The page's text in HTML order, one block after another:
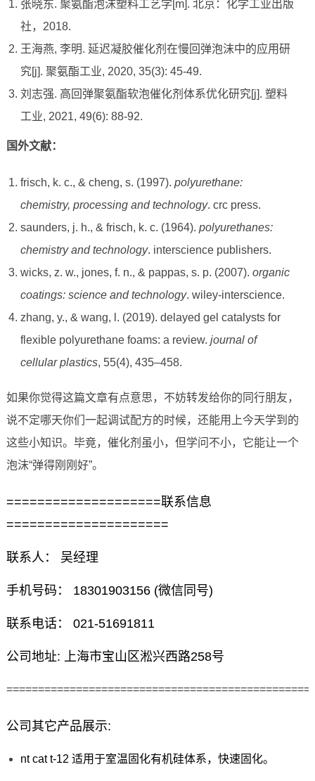
张晓东. 聚氨酯泡沫塑料工艺学[m]. 北京：化学工业出版
社，2018.
王海燕, 李明. 延迟凝胶催化剂在慢回弹泡沫中的应用研
究[j]. 聚氨酯工业, 2020, 35(3): 45-49.
刘志强. 高回弹聚氨酯软泡催化剂体系优化研究[j]. 塑料
工业, 2021, 49(6): 88-92.
国外文献：
frisch, k. c., & cheng, s. (1997). polyurethane:
chemistry, processing and technology. crc press.
saunders, j. h., & frisch, k. c. (1964). polyurethanes:
chemistry and technology. interscience publishers.
wicks, z. w., jones, f. n., & pappas, s. p. (2007). organic
coatings: science and technology. wiley-interscience.
zhang, y., & wang, l. (2019). delayed gel catalysts for
flexible polyurethane foams: a review. journal of
cellular plastics, 55(4), 435–458.
如果你觉得这篇文章有点意思，不妨转发给你的同行朋友，
说不定哪天你们一起调试配方的时候，还能用上今天学到的
这些小知识。毕竟，催化剂虽小，但学问不小，它能让一个
泡沫“弹得刚刚好”。
====================联系信息
=====================
联系人： 吴经理
手机号码： 18301903156 (微信同号)
联系电话： 021-51691811
公司地址: 上海市宝山区淞兴西路258号
公司其它产品展示:
nt cat t-12 适用于室温固化有机硅体系，快速固化。